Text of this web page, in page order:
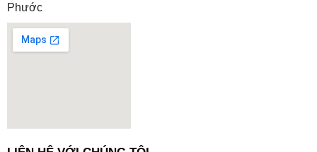
Phước
embedgooglemap.net